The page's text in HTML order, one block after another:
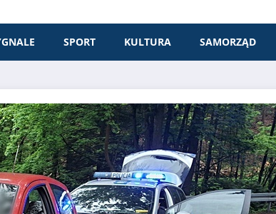
SPORT KULTURA SAMORZĄD